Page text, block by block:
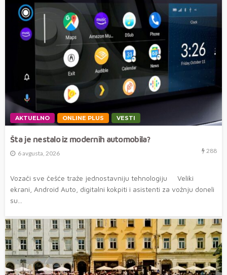
AKTUELNO ONLINE PLUS VESTI
Šta je nestalo iz modernih automobila?
6 avgusta, 2026 288
Vozači sve češće traže jednostavniju tehnologiju Veliki
ekrani, Android Auto, digitalni kokpiti i asistenti za vožnju doneli
su...